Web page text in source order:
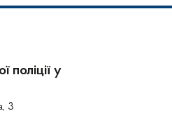
поліції у
3